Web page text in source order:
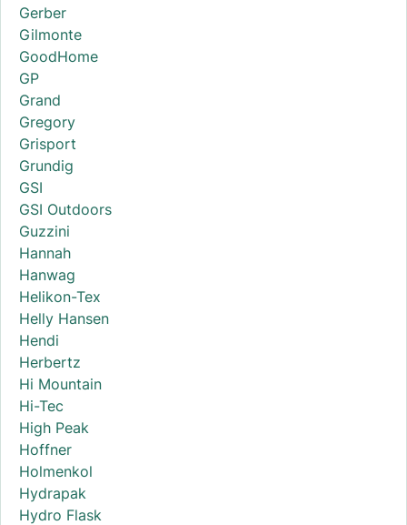
Gerber
Gilmonte
GoodHome
GP
Grand
Gregory
Grisport
Grundig
GSI
GSI Outdoors
Guzzini
Hannah
Hanwag
Helikon-Tex
Helly Hansen
Hendi
Herbertz
Hi Mountain
Hi-Tec
High Peak
Hoffner
Holmenkol
Hydrapak
Hydro Flask